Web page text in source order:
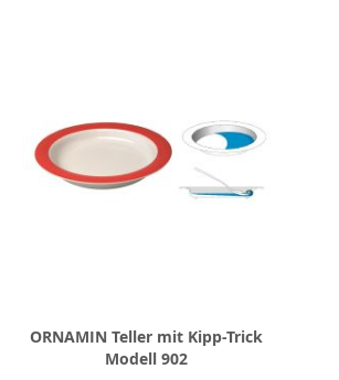
ORNAMIN Teller mit Kipp-Trick
Modell 902